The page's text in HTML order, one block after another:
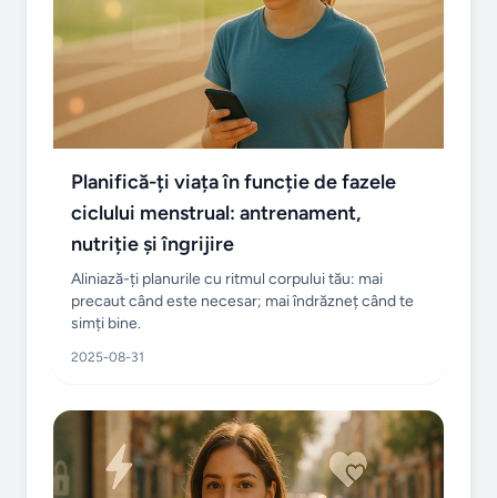
Planifică-ți viața în funcție de fazele
ciclului menstrual: antrenament,
nutriție și îngrijire
Aliniază-ți planurile cu ritmul corpului tău: mai
precaut când este necesar; mai îndrăzneț când te
simți bine.
2025-08-31